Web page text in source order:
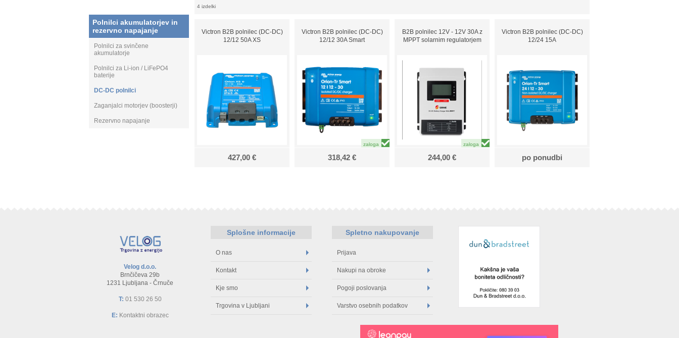
Polnilci akumulatorjev in
rezervno napajanje
Polnilci za svinčene
akumulatorje
Polnilci za Li-ion / LiFePO4
baterije
DC-DC polnilci
Zaganjalci motorjev (boosterji)
Rezervno napajanje
4 izdelki
Victron B2B polnilec (DC-DC)
12/12 50A XS
427,00 €
Victron B2B polnilec (DC-DC)
12/12 30A Smart
318,42 €
B2B polnilec 12V - 12V 30A z
MPPT solarnim regulatorjem
244,00 €
Victron B2B polnilec (DC-DC)
12/24 15A
po ponudbi
Velog d.o.o.
Brnčičeva 29b
1231 Ljubljana - Črnuče
T: 01 530 26 50
E: Kontaktni obrazec
Splošne informacije
O nas
Kontakt
Kje smo
Trgovina v Ljubljani
Spletno nakupovanje
Prijava
Nakupi na obroke
Pogoji poslovanja
Varstvo osebnih podatkov